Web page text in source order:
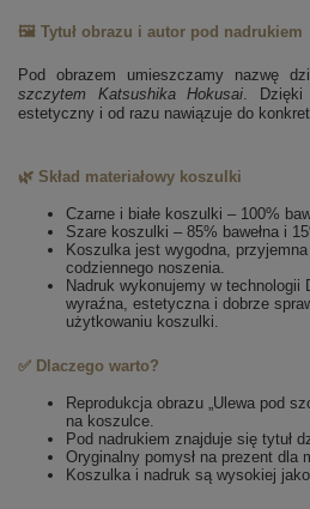
🖼️ Tytuł obrazu i autor pod nadrukiem
Pod obrazem umieszczamy nazwę
szczytem
Katsushika Hokusai. Dzięki
estetyczny i od razu nawiązuje do
🌿 Skład materiałowy koszulki
Czarne i białe koszulki – 100%
Szare koszulki – 85% bawełna i
Koszulka jest wygodna,
codziennego noszenia.
Nadruk wykonujemy w
wyraźna, estetyczna i dobrze
użytkowaniu koszulki.
✅ Dlaczego warto?
Reprodukcja obrazu „Ulewa pod
na koszulce.
Pod nadrukiem znajduje się tytuł
Oryginalny pomysł na prezent dla
Koszulka i nadruk są wysokiej